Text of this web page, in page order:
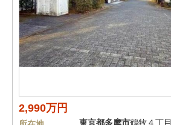
2,990万円
東京都多摩市鶴牧４丁目